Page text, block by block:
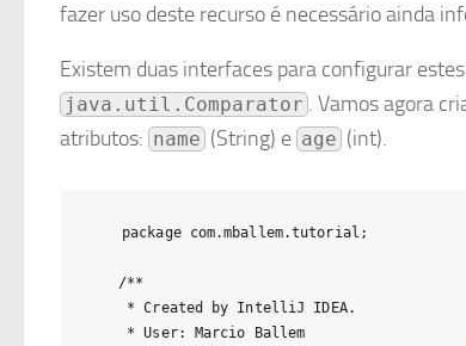
fazer uso deste recurso é necessário ainda
Existem duas interfaces para configurar
java.util.Comparator . Vamos agora
atributos: name (String) e age (int).
package com.mballem.tutorial;
/**
* Created by IntelliJ IDEA.
* User: Marcio Ballem